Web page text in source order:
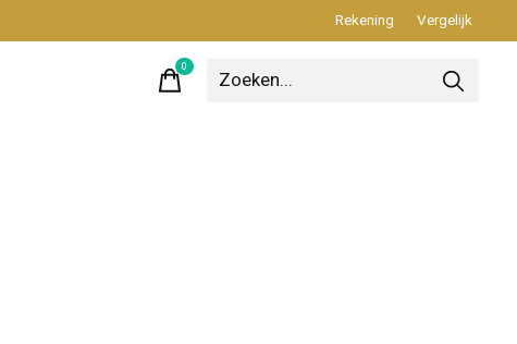
Rekening Vergelijk
0items